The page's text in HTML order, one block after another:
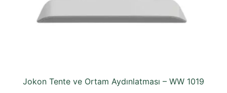
Jokon Tente ve Ortam Aydınlatması – WW 1019